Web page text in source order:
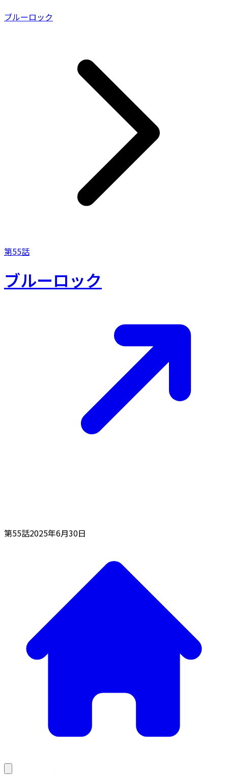
ブルーロック
第55話
ブルーロック
第55話2025年6月30日